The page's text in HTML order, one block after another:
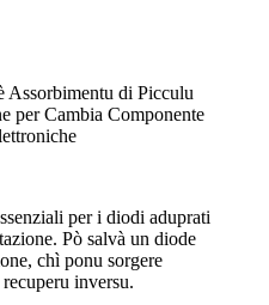
Assorbimentu di Picculu
per Cambia Componente
per i diodi aduprati
Pò salvà un diode
chì ponu sorgere
inversu.